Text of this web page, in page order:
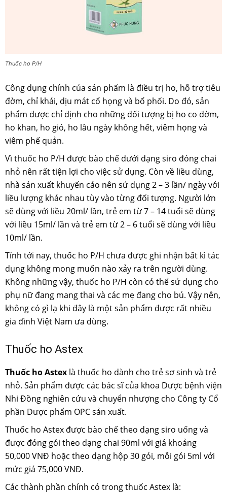
Thuốc ho P/H
Công dụng chính của sản phẩm là điều trị ho, hỗ trợ tiêu
đờm, chỉ khái, dịu mát cổ họng và bổ phối. Do đó, sản
phẩm được chỉ định cho những đối tượng bị ho co đờm,
ho khan, ho gió, ho lâu ngày không hết, viêm họng và
viêm phế quản.
Vì thuốc ho P/H được bào chế dưới dạng siro đóng chai
nhỏ nên rất tiện lợi cho việc sử dụng. Còn về liều dùng,
nhà sản xuất khuyến cáo nên sử dụng 2 – 3 lần/ ngày với
liều lượng khác nhau tùy vào từng đối tượng. Người lớn
sẽ dùng với liều 20ml/ lần, trẻ em từ 7 – 14 tuổi sẽ dùng
với liều 15ml/ lần và trẻ em từ 2 – 6 tuổi sẽ dùng với liều
10ml/ lần.
Tính tới nay, thuốc ho P/H chưa được ghi nhận bất kì tác
dụng không mong muốn nào xảy ra trên người dùng.
Không những vậy, thuốc ho P/H còn có thể sử dụng cho
phụ nữ đang mang thai và các mẹ đang cho bú. Vậy nên,
không có gì lạ khi đây là một sản phẩm được rất nhiều
gia đình Việt Nam ưa dùng.
Thuốc ho Astex
Thuốc ho Astex là thuốc ho dành cho trẻ sơ sinh và trẻ
nhỏ. Sản phẩm được các bác sĩ của khoa Dược bệnh viện
Nhi Đồng nghiên cứu và chuyển nhượng cho Công ty Cổ
phần Dược phẩm OPC sản xuất.
Thuốc ho Astex được bào chế theo dạng siro uống và
được đóng gói theo dạng chai 90ml với giá khoảng
50,000 VNĐ hoặc theo dạng hộp 30 gói, mỗi gói 5ml với
mức giá 75,000 VNĐ.
Các thành phần chính có trong thuốc Astex là: